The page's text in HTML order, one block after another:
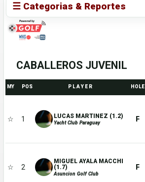
☰ Categorias & Reportes
CABALLEROS JUVENIL
MY POS P L A Y E R HOLE
☆ 1 LUCAS MARTINEZ (1.2)
Yacht Club Paraguay F
☆ 2
MIGUEL AYALA MACCHI
(1.7)
Asuncion Golf Club
F